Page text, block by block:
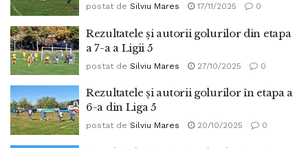
postat de Silviu Mares 17/11/2025 0
Rezultatele și autorii golurilor din etapa
a 7-a a Ligii 5
postat de Silviu Mares 27/10/2025 0
Rezultatele și autorii golurilor în etapa a
6-a din Liga 5
postat de Silviu Mares 20/10/2025 0